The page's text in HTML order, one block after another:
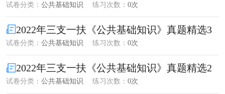
试卷分类： 公共基础知识 练习次数： 0次
2022年三支一扶《公共基础知识》真题精选3
试卷分类： 公共基础知识 练习次数： 0次
2022年三支一扶《公共基础知识》真题精选2
试卷分类： 公共基础知识 练习次数： 0次